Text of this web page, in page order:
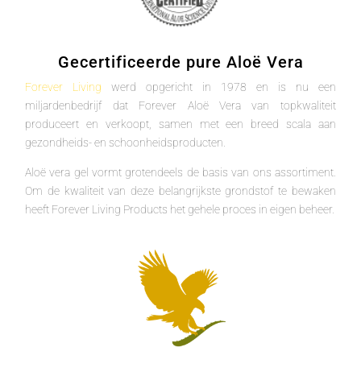
Gecertificeerde pure Aloë Vera
Forever Living werd opgericht in 1978 en is nu een
miljardenbedrijf dat Forever Aloë Vera van topkwaliteit
produceert en verkoopt, samen met een breed scala aan
gezondheids- en schoonheidsproducten.
Aloë vera gel vormt grotendeels de basis van ons assortiment.
Om de kwaliteit van deze belangrijkste grondstof te bewaken
heeft Forever Living Products het gehele proces in eigen beheer.